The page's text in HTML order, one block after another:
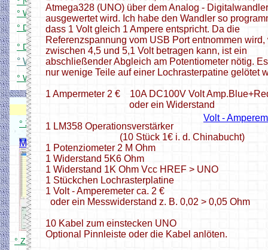
° WiFi Handregler bitte Testen
° DCC Bremsgenerator in Arbeit
° DCC Signaldecoder für 84 LEDs
° WS Platinenübersicht
° WS2812 Dimmer für Windows
Modellbahnverwaltung
° Zum Modellbahnverwaltung Setup
Modellbahnverwaltung
° Zum Modellbahnverwaltung Setup
Modellbahnverwaltung
Atmega328 (UNO) über dem Analog - Digitalwandler
ausgewertet wird. Ich habe den Wandler so
dass 1 Volt gleich 1 Ampere entspricht. Da die
Referenzspannung vom USB Port entnommen wird,
zwischen 4,5 und 5,1 Volt betragen kann, ist ein
abschließender Abgleich am Potentiometer nötig.
nur wenige Teile auf einer Lochrasterpatine gelötet
1 Ampermeter 2 € 10A DC100V Volt
oder ein Widerstand
1 LM358 Operationsverstärker
(10 Stück 1€ i. d. Chinabucht)
1 Potenziometer 2 M Ohm
1 Widerstand 5K6 Ohm
1 Widerstand 1K Ohm Vcc HREF > UNO
1 Stückchen Lochrasterplatine
1 Volt - Amperemeter ca. 2 €
oder ein Messwiderstand z. B. 0,02 > 0,05 Ohm
10 Kabel zum einstecken UNO
Optional Pinnleiste oder die Kabel anlöten.
Volt -